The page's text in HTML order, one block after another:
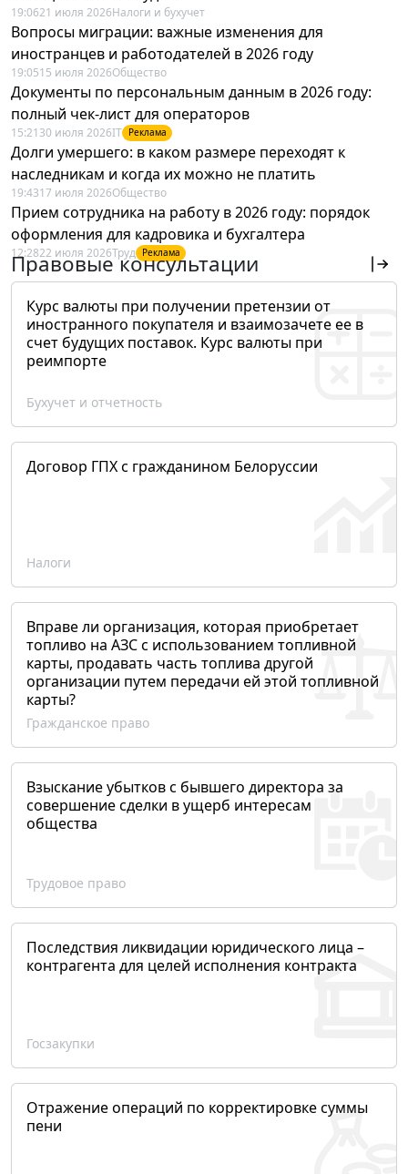
19:0621 июля 2026Налоги и бухучет
Вопросы миграции: важные изменения для
иностранцев и работодателей в 2026 году
19:0515 июля 2026Общество
Документы по персональным данным в 2026 году:
полный чек-лист для операторов
15:21 30 июля 2026IT Реклама
Долги умершего: в каком размере переходят к
наследникам и когда их можно не платить
19:4317 июля 2026Общество
Прием сотрудника на работу в 2026 году: порядок
оформления для кадровика и бухгалтера
12:2822 июля 2026Труд Реклама
Правовые консультации
Курс валюты при получении претензии от
иностранного покупателя и взаимозачете ее в
счет будущих поставок. Курс валюты при
реимпорте
Бухучет и отчетность
Договор ГПХ с гражданином Белоруссии
Налоги
Вправе ли организация, которая приобретает
топливо на АЗС с использованием топливной
карты, продавать часть топлива другой
организации путем передачи ей этой топливной
карты?
Гражданское право
Взыскание убытков с бывшего директора за
совершение сделки в ущерб интересам
общества
Трудовое право
Последствия ликвидации юридического лица –
контрагента для целей исполнения контракта
Госзакупки
Отражение операций по корректировке суммы
пени